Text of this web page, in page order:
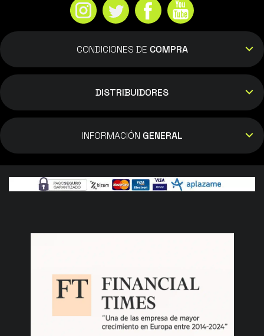
CONDICIONES DE COMPRA
DISTRIBUIDORES
INFORMACIÓN GENERAL